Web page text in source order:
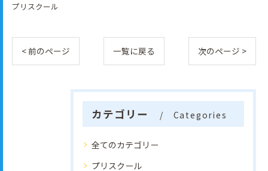
プリスクール
< 前のページ 一覧に戻る 次のページ >
カテゴリー Categories
全てのカテゴリー
プリスクール